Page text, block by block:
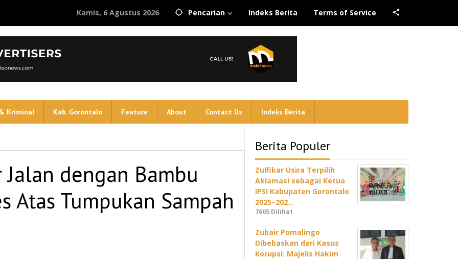
Kamis, 6 Agustus 2026 Pencarian Indeks Berita Terms of Service
Kriminal Kab. Gorontalo Feature About Contact Us Indeks Berita
dengan Bambu
Atas Tumpukan Sampah
Berita Populer
Zulfikar Usira Terpilih
Aklamasi sebagai Ketua
IPSI Kabupaten Gorontalo
2025–202…
7605 Dilihat
Zubair Pomalingo
Dibebaskan dari Kasus
Korupsi: Majelis Hakim